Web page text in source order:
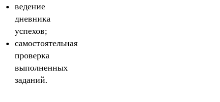
ведение
дневника
успехов;
самостоятельная
проверка
выполненных
заданий.